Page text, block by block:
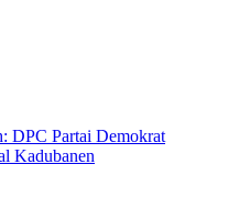
DPC Partai Demokrat
Kadubanen